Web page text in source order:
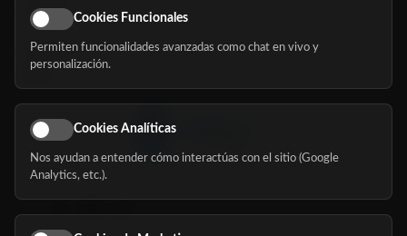
Eventos
Nosotros
Síguenos
Cookies Funcionales
Permiten funcionalidades avanzadas como chat en vivo y
personalización.
Cookies Analíticas
Nos ayudan a entender cómo interactúas con el sitio (Google
Analytics, etc.).